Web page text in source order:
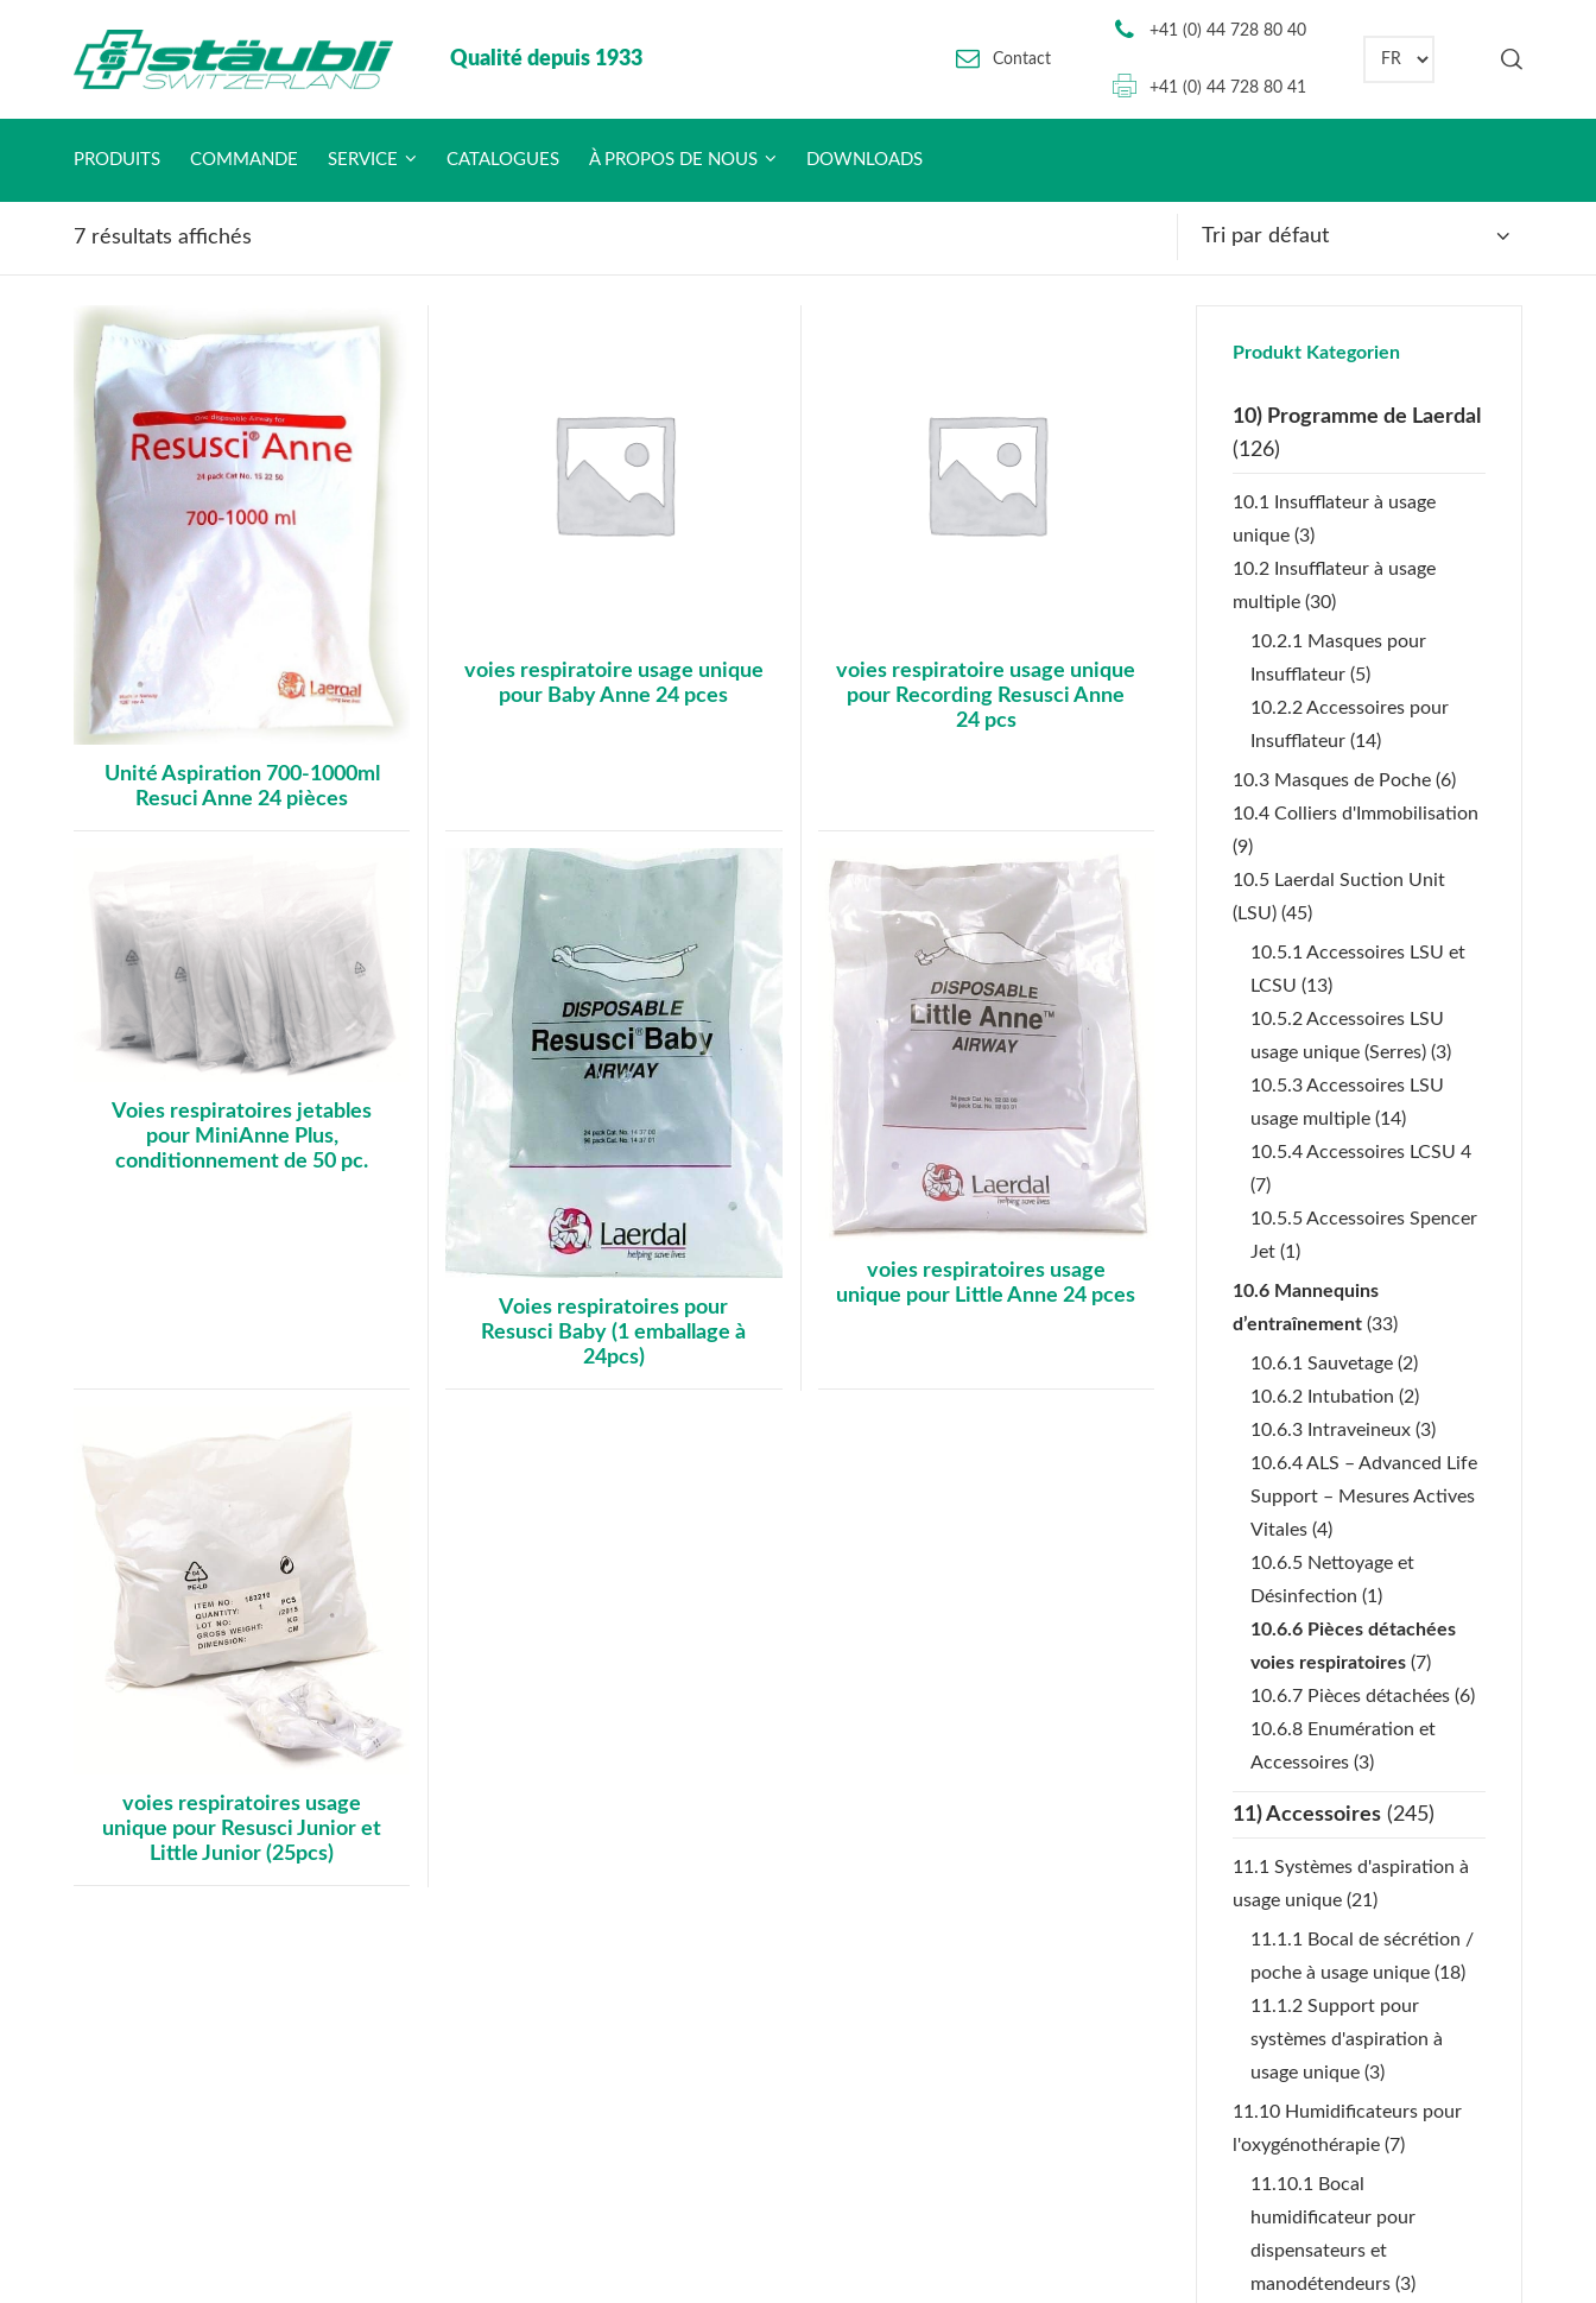
Qualité depuis 1933 Contact
+41 (0) 44 728 80 40
+41 (0) 44 728 80 41
PRODUITS COMMANDE SERVICE CATALOGUES À PROPOS DE NOUS DOWNLOADS
7 résultats affichés Tri par défaut
Unité Aspiration 700-1000ml
Resuci Anne 24 pièces
voies respiratoire usage unique
pour Baby Anne 24 pces
voies respiratoire usage unique
pour Recording Resusci Anne
24 pcs
Voies respiratoires jetables
pour MiniAnne Plus,
conditionnement de 50 pc.
Voies respiratoires pour
Resusci Baby (1 emballage à
24pcs)
voies respiratoires usage
unique pour Little Anne 24 pces
voies respiratoires usage
unique pour Resusci Junior et
Little Junior (25pcs)
Produkt Kategorien
10) Programme de Laerdal
(126)
10.1 Insufflateur à usage
unique (3)
10.2 Insufflateur à usage
multiple (30)
10.2.1 Masques pour
Insufflateur (5)
10.2.2 Accessoires pour
Insufflateur (14)
10.3 Masques de Poche (6)
10.4 Colliers d'Immobilisation
(9)
10.5 Laerdal Suction Unit
(LSU) (45)
10.5.1 Accessoires LSU et
LCSU (13)
10.5.2 Accessoires LSU
usage unique (Serres) (3)
10.5.3 Accessoires LSU
usage multiple (14)
10.5.4 Accessoires LCSU 4
(7)
10.5.5 Accessoires Spencer
Jet (1)
10.6 Mannequins
d’entraînement (33)
10.6.1 Sauvetage (2)
10.6.2 Intubation (2)
10.6.3 Intraveineux (3)
10.6.4 ALS – Advanced Life
Support – Mesures Actives
Vitales (4)
10.6.5 Nettoyage et
Désinfection (1)
10.6.6 Pièces détachées
voies respiratoires (7)
10.6.7 Pièces détachées (6)
10.6.8 Enumération et
Accessoires (3)
11) Accessoires (245)
11.1 Systèmes d'aspiration à
usage unique (21)
11.1.1 Bocal de sécrétion /
poche à usage unique (18)
11.1.2 Support pour
systèmes d'aspiration à
usage unique (3)
11.10 Humidificateurs pour
l'oxygénothérapie (7)
11.10.1 Bocal
humidificateur pour
dispensateurs et
manodétendeurs (3)